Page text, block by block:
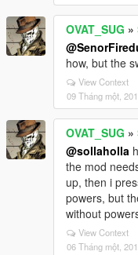
OVAT_SUG »
how, but the
View Context
09 Tháng một,
OVAT_SUG »
@sollaholla
the mod
up, then i
powers, but
without
View Context
06 Tháng một,